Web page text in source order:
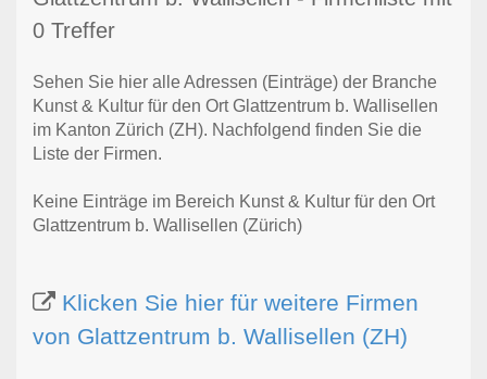
0 Treffer
Sehen Sie hier alle Adressen (Einträge) der Branche
Kunst & Kultur für den Ort Glattzentrum b. Wallisellen
im Kanton Zürich (ZH). Nachfolgend finden Sie die
Liste der Firmen.
Keine Einträge im Bereich Kunst & Kultur für den Ort
Glattzentrum b. Wallisellen (Zürich)
Klicken Sie hier für weitere Firmen
von Glattzentrum b. Wallisellen (ZH)